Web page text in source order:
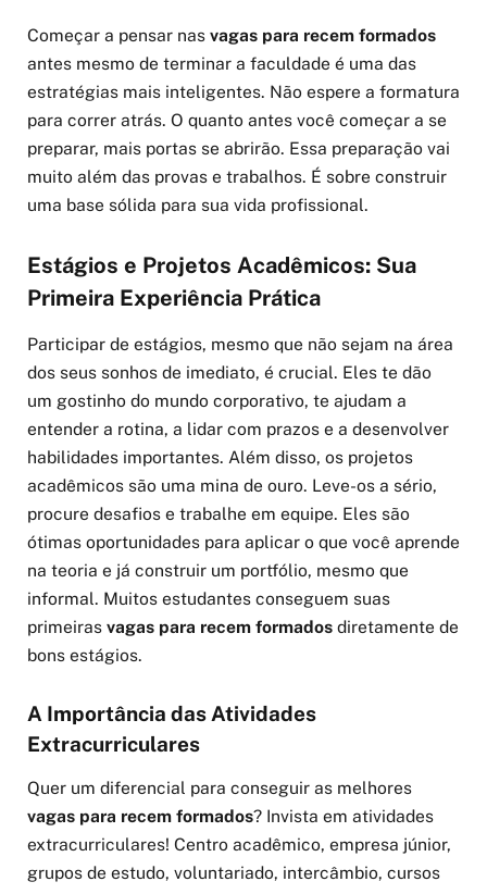
Começar a pensar nas vagas para recem formados
antes mesmo de terminar a faculdade é uma das
estratégias mais inteligentes. Não espere a formatura
para correr atrás. O quanto antes você começar a se
preparar, mais portas se abrirão. Essa preparação vai
muito além das provas e trabalhos. É sobre construir
uma base sólida para sua vida profissional.
Estágios e Projetos Acadêmicos: Sua
Primeira Experiência Prática
Participar de estágios, mesmo que não sejam na área
dos seus sonhos de imediato, é crucial. Eles te dão
um gostinho do mundo corporativo, te ajudam a
entender a rotina, a lidar com prazos e a desenvolver
habilidades importantes. Além disso, os projetos
acadêmicos são uma mina de ouro. Leve-os a sério,
procure desafios e trabalhe em equipe. Eles são
ótimas oportunidades para aplicar o que você aprende
na teoria e já construir um portfólio, mesmo que
informal. Muitos estudantes conseguem suas
primeiras vagas para recem formados diretamente de
bons estágios.
A Importância das Atividades
Extracurriculares
Quer um diferencial para conseguir as melhores
vagas para recem formados? Invista em atividades
extracurriculares! Centro acadêmico, empresa júnior,
grupos de estudo, voluntariado, intercâmbio, cursos